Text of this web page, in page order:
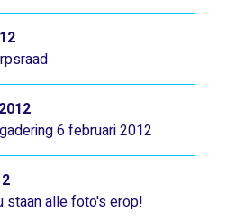
6 februari 2012
staan alle foto's erop!